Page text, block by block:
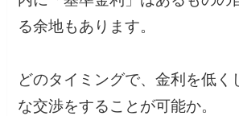
る余地もあります。
どのタイミングで、金利を低く
な交渉をすることが可能か。